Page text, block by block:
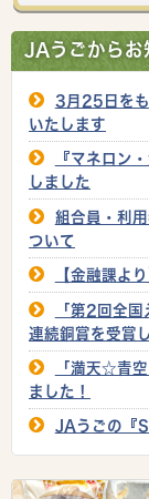
JAうごからお
3月25日を
いたします
『マネロン
しました
組合員・利
ついて
【金融課よ
「第2回全
連続銅賞を受賞
「満天☆青
ました！
JAうごの『